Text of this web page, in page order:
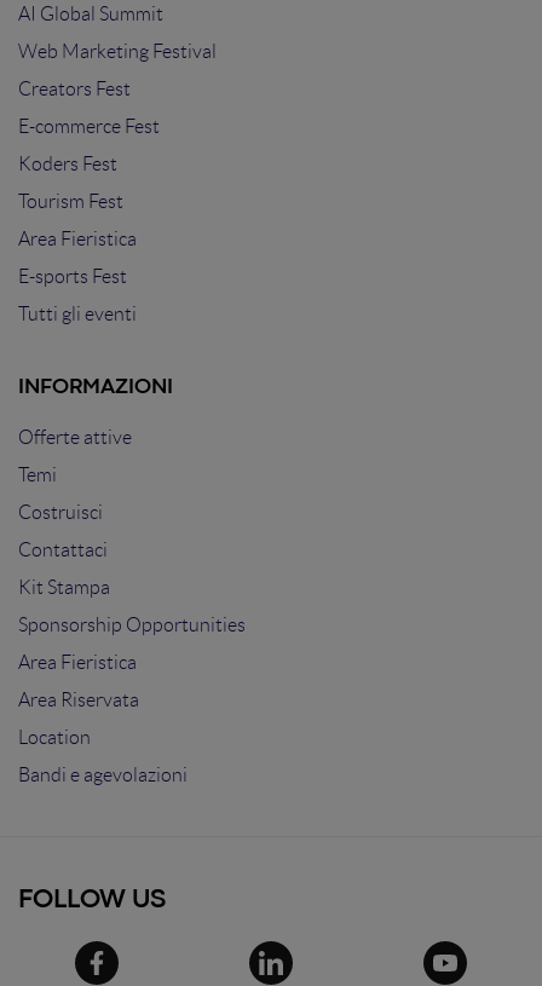
AI Global Summit
Web Marketing Festival
Creators Fest
E-commerce Fest
Koders Fest
Tourism Fest
Area Fieristica
E-sports Fest
Tutti gli eventi
INFORMAZIONI
Offerte attive
Temi
Costruisci
Contattaci
Kit Stampa
Sponsorship Opportunities
Area Fieristica
Area Riservata
Location
Bandi e agevolazioni
FOLLOW US